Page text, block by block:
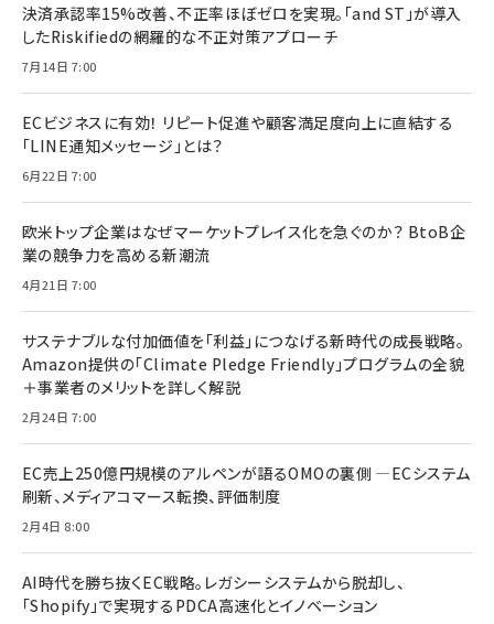
決済承認率15%改善、不正率ほぼゼロを実現。「and ST」が導入
したRiskifiedの網羅的な不正対策アプローチ
7月14日 7:00
ECビジネスに有効！ リピート促進や顧客満足度向上に直結する
「LINE通知メッセージ」とは？
6月22日 7:00
欧米トップ企業はなぜマーケットプレイス化を急ぐのか？ BtoB企
業の競争力を高める新潮流
4月21日 7:00
サステナブルな付加価値を「利益」につなげる新時代の成長戦略。
Amazon提供の「Climate Pledge Friendly」プログラムの全貌
＋事業者のメリットを詳しく解説
2月24日 7:00
EC売上250億円規模のアルペンが語るOMOの裏側 ―ECシステム
刷新、メディアコマース転換、評価制度
2月4日 8:00
AI時代を勝ち抜くEC戦略。レガシーシステムから脱却し、
「Shopify」で実現するPDCA高速化とイノベーション